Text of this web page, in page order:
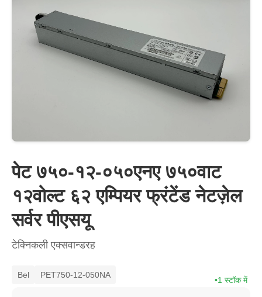
कंपनी के बारे में
पेट ७५०-१२-०५०एनए ७५०वाट
१२वोल्ट ६२ एम्पियर फ्रंटेंड नेटज़ेल
सर्वर पीएसयू
टेक्निकली एक्सवान्डरह
Bel PET750-12-050NA
1 स्टॉक में